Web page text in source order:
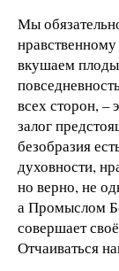
Мы
вкушаем плоды
всех сторон, –
залог
безобразия
духовности,
но верно, не
а Промыслом
совершает
Отчаиваться